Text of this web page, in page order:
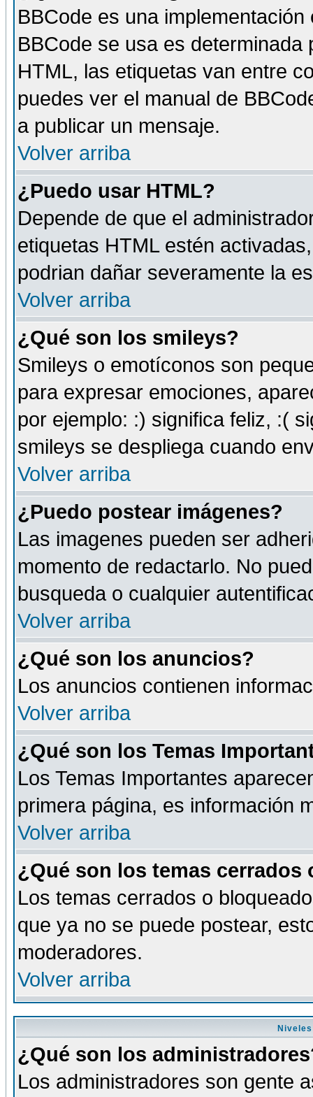
BBCode es una
BBCode se usa es
HTML, las etiquetas van entre
puedes ver el manual de
a publicar un mensaje.
Volver arriba
¿Puedo usar HTML?
Depende de que el
etiquetas HTML estén
podrian dañar severamente la
Volver arriba
¿Qué son los smileys?
Smileys o emotíconos son
para expresar emociones,
por ejemplo: :) significa feliz, :(
smileys se despliega cuando
Volver arriba
¿Puedo postear imágenes?
Las imagenes pueden ser
momento de redactarlo. No
busqueda o cualquier
Volver arriba
¿Qué son los anuncios?
Los anuncios contienen
Volver arriba
¿Qué son los Temas
Los Temas Importantes
primera página, es información
Volver arriba
¿Qué son los temas cerrados
Los temas cerrados o
que ya no se puede postear,
moderadores.
Volver arriba
¿Qué son los
Los administradores son gente